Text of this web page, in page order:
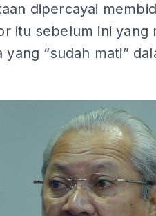
dipercayai
itu sebelum ini yang
“sudah mati”